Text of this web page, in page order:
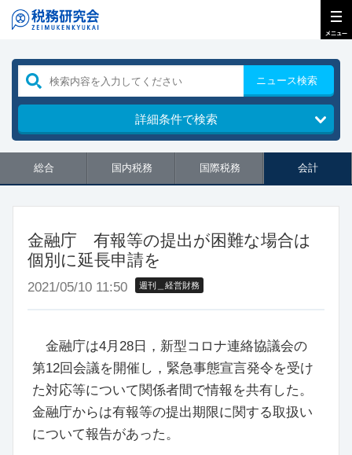
ニュース検索
詳細条件で検索
総合 国内税務 国際税務 会計
金融庁 有報等の提出が困難な場合は
個別に延長申請を
2021/05/10 11:50 週刊＿経営財務
金融庁は4月28日，新型コロナ連絡協議会の
第12回会議を開催し，緊急事態宣言発令を受け
た対応等について関係者間で情報を共有した。
金融庁からは有報等の提出期限に関する取扱い
について報告があった。